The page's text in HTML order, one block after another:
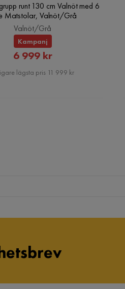
runt 130 cm Valnöt med 6
Matstolar, Valnöt/Grå
Valnöt/Grå
Kampanj
Rabatterat
Pris
6 999 kr
lägsta pris 11 999 kr